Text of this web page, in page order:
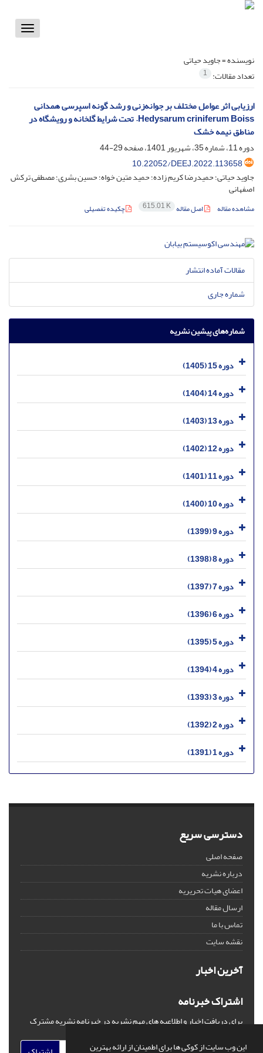
این وب سایت از کوکی ها برای اطمینان از ارائه بهترین
Toggle
نویسنده =جاوید حیاتی
تعداد مقالات: 1
ارزیابی اثر عوامل مختلف بر جوانه‌زنی و رشد گونه اسپرسی همدانی
Hedysarum criniferum Boiss. تحت شرایط گلخانه و رویشگاه در
مناطق نیمه خشک
دوره 11، شماره 35، شهریور 1401، صفحه
29-44
‎10.22052/DEEJ.2022.113658
جاوید حیاتی؛ حمیدرضا کریم زاده؛ حمید متین خواه؛ حسین بشری؛ مصطفی ترکش
اصفهانی
مشاهده مقاله اصل مقاله 615.01 K چکیده تفصیلی
مقالات آماده انتشار
شماره جاری
شماره‌های پیشین نشریه
دوره 15 (1405)
دوره 14 (1404)
دوره 13 (1403)
دوره 12 (1402)
دوره 11 (1401)
دوره 10 (1400)
دوره 9 (1399)
دوره 8 (1398)
دوره 7 (1397)
دوره 6 (1396)
دوره 5 (1395)
دوره 4 (1394)
دوره 3 (1393)
دوره 2 (1392)
دوره 1 (1391)
دسترسی سریع
صفحه اصلی
درباره نشریه
اعضای هیات تحریریه
ارسال مقاله
تماس با ما
نقشه سایت
آخرین اخبار
اشتراک خبرنامه
برای دریافت اخبار و اطلاعیه های مهم نشریه در خبرنامه نشریه مشترک